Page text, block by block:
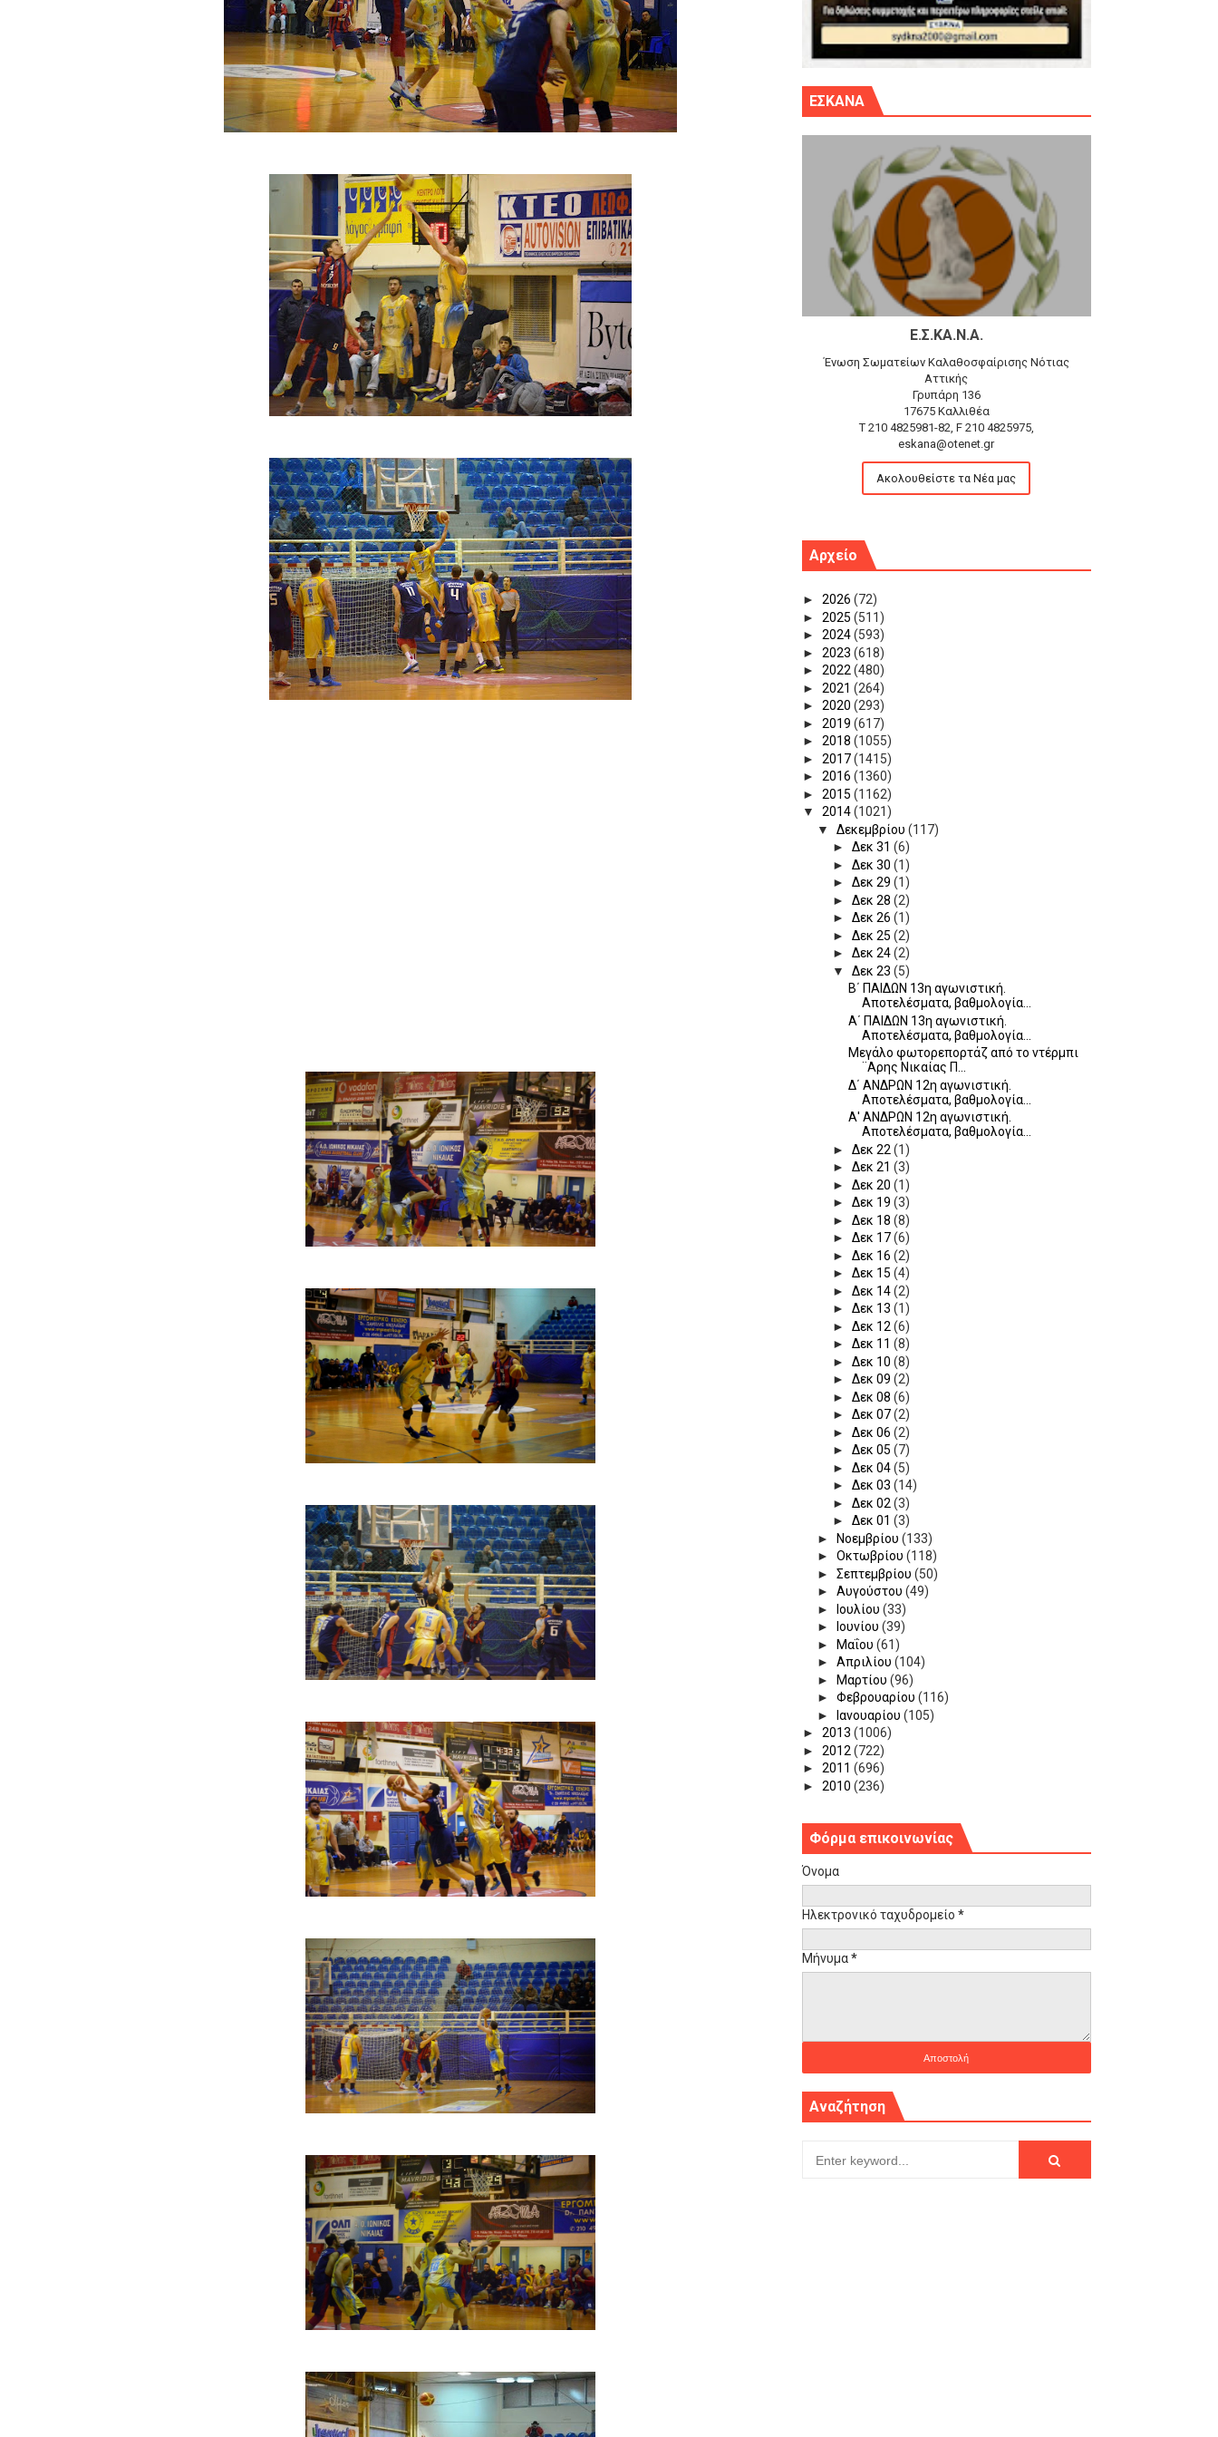
ΧΡΟΝΙΑ ΠΟΛΛΑ ΣΤΟ ΕΛΛΗΝΙΚΟ ΜΠΑΣΚΕΤ : 39Η ΕΠΕΤΕΙΟΣ ΑΠΟ ΤΟ ΕΠΟΣ ΤΟΥ 1987
Ο δρόμος για τον 29ο τελικό κυπέλλου ανδρών ΕΣΚΑΝΑ Μανδραϊκός Προοδευτική στο νέο κλ. Αγίου Δημητρίου την Κυριακή 14.6.26
U21: Τεράστια πρόκριση για τον Πανελευσινιακό στον τελικό αύριο με Αρετσού (το video του αγώνα)
Γ΄ανδρών play offs : "Σκληρό" καρύδι η Φιλία Περάματος έφερε την σειρά στα ίσια (1-1) νίκησε τον Προφήτη Ηλία 78-74 στα Καμίνια
Play off B εφήβων Β φάση Στο f4 ΑΕ Ρέντη, Πέρα , Ερμής Αργυρ. και Δραπετσώνα
ΕΣΚΑΝΑ
Ε.Σ.ΚΑ.Ν.Α.
Ένωση Σωματείων Καλαθοσφαίρισης Νότιας
Αττικής
Γρυπάρη 136
17675 Καλλιθέα
T 210 4825981-82, F 210 4825975,
eskana@otenet.gr
Ακολουθείστε τα Νέα μας
Αρχείο
► 2026 (72)
► 2025 (511)
► 2024(593)
► 2023 (618)
► 2022(480)
► 2021 (264)
► 2020 (293)
► 2019 (617)
► 2018 (1055)
► 2017(1415)
► 2016 (1360)
► 2015 (1162)
▼ 2014(1021)
▼Δεκεμβρίου(117)
►Δεκ 31(6)
►Δεκ 30(1)
►Δεκ 29(1)
►Δεκ 28(2)
►Δεκ 26(1)
►Δεκ 25(2)
►Δεκ 24(2)
▼Δεκ 23(5)
Β΄ ΠΑΙΔΩΝ 13η αγωνιστική.
Αποτελέσματα, βαθμολογία...
Α΄ ΠΑΙΔΩΝ 13η αγωνιστική.
Αποτελέσματα, βαθμολογία...
Μεγάλο φωτορεπορτάζ από το ντέρμπι
¨Αρης Νικαίας Π...
Δ΄ ΑΝΔΡΩΝ 12η αγωνιστική.
Αποτελέσματα, βαθμολογία...
Α' ΑΝΔΡΩΝ 12η αγωνιστική.
Αποτελέσματα, βαθμολογία...
►Δεκ 22(1)
►Δεκ 21(3)
►Δεκ 20(1)
►Δεκ 19(3)
►Δεκ 18(8)
►Δεκ 17(6)
►Δεκ 16(2)
►Δεκ 15(4)
►Δεκ 14(2)
►Δεκ 13(1)
►Δεκ 12(6)
►Δεκ 11(8)
►Δεκ 10(8)
►Δεκ 09(2)
►Δεκ 08(6)
►Δεκ 07(2)
►Δεκ 06(2)
►Δεκ 05(7)
►Δεκ 04(5)
►Δεκ 03(14)
►Δεκ 02(3)
►Δεκ 01(3)
► Νοεμβρίου(133)
►Οκτωβρίου(118)
►Σεπτεμβρίου(50)
►Αυγούστου(49)
►
Ιουλίου(33)
►
Ιουνίου(39)
► Μαΐου(61)
►Απριλίου(104)
► Μαρτίου(96)
►Φεβρουαρίου(116)
►
Ιανουαρίου(105)
► 2013 (1006)
► 2012 (722)
► 2011 (696)
► 2010 (236)
Φόρμα επικοινωνίας
Όνομα
Ηλεκτρονικό ταχυδρομείο *
Μήνυμα*
Αναζήτηση